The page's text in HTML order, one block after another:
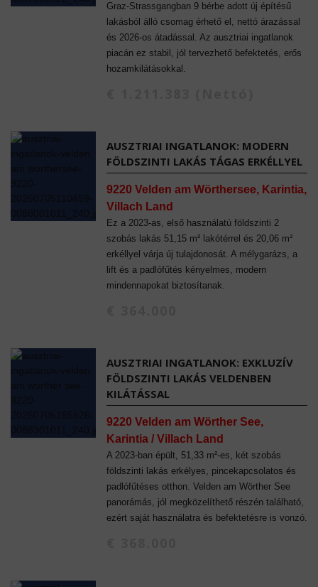
Graz-Strassgangban 9 bérbe adott új építésű
lakásból álló csomag érhető el, nettó árazással
és 2026-os átadással. Az ausztriai ingatlanok
piacán ez stabil, jól tervezhető befektetés, erős
hozamkilátásokkal.
AUSZTRIAI INGATLANOK: MODERN
FÖLDSZINTI LAKÁS TÁGAS ERKÉLLYEL
9220 Velden am Wörthersee, Karintia,
Villach Land
Ez a 2023-as, első használatú földszinti 2
szobás lakás 51,15 m² lakótérrel és 20,06 m²
erkéllyel várja új tulajdonosát. A mélygarázs, a
lift és a padlófűtés kényelmes, modern
mindennapokat biztosítanak.
AUSZTRIAI INGATLANOK: EXKLUZÍV
FÖLDSZINTI LAKÁS VELDENBEN
KILÁTÁSSAL
9220 Velden am Wörther See,
Karintia / Villach Land
A 2023-ban épült, 51,33 m²-es, két szobás
földszinti lakás erkélyes, pincekapcsolatos és
padlófűtéses otthon. Velden am Wörther See
panorámás, jól megközelíthető részén található,
ezért saját használatra és befektetésre is vonzó.